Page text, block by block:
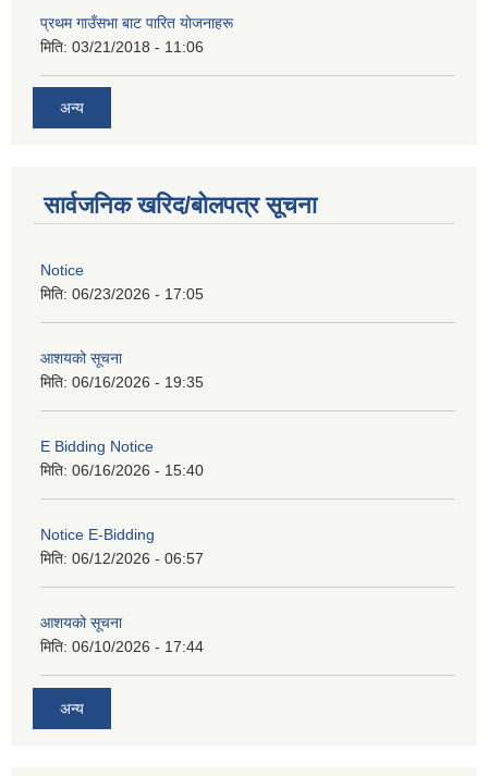
प्रथम गाउँसभा बाट पारित याेजनाहरू
मिति: 03/21/2018 - 11:06
अन्य
सार्वजनिक खरिद/बोलपत्र सूचना
Notice
मिति: 06/23/2026 - 17:05
आशयको सूचना
मिति: 06/16/2026 - 19:35
E Bidding Notice
मिति: 06/16/2026 - 15:40
Notice E-Bidding
मिति: 06/12/2026 - 06:57
आशयको सूचना
मिति: 06/10/2026 - 17:44
अन्य